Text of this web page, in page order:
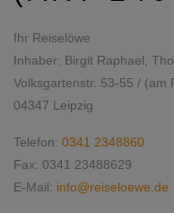
Ihr Reiselöwe
Inhaber: Birgit Raphael,
Volksgartenstr. 53-55 / (am
04347 Leipzig
Telefon: 0341 2348860
Fax: 0341 23488629
E-Mail: info@reiseloewe.de